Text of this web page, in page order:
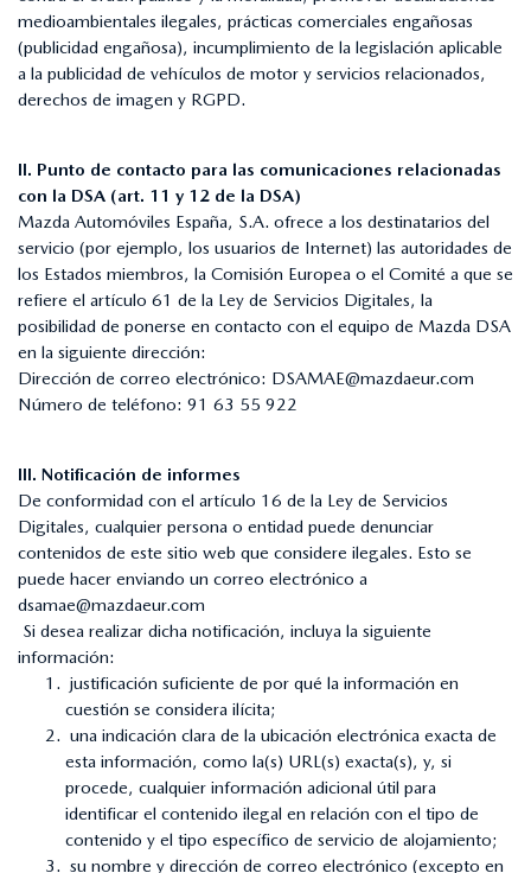
medioambientales ilegales, prácticas comerciales engañosas
(publicidad engañosa), incumplimiento de la legislación aplicable
a la publicidad de vehículos de motor y servicios relacionados,
derechos de imagen y RGPD.
II. Punto de contacto para las comunicaciones relacionadas
con la DSA (art. 11 y 12 de la DSA)
Mazda Automóviles España, S.A. ofrece a los destinatarios del
servicio (por ejemplo, los usuarios de Internet) las autoridades de
los Estados miembros, la Comisión Europea o el Comité a que se
refiere el artículo 61 de la Ley de Servicios Digitales, la
posibilidad de ponerse en contacto con el equipo de Mazda DSA
en la siguiente dirección:
Dirección de correo electrónico: DSAMAE@mazdaeur.com
Número de teléfono: 91 63 55 922
III. Notificación de informes
De conformidad con el artículo 16 de la Ley de Servicios
Digitales, cualquier persona o entidad puede denunciar
contenidos de este sitio web que considere ilegales. Esto se
puede hacer enviando un correo electrónico a
dsamae@mazdaeur.com
Si desea realizar dicha notificación, incluya la siguiente
información:
justificación suficiente de por qué la información en
cuestión se considera ilícita;
una indicación clara de la ubicación electrónica exacta de
esta información, como la(s) URL(s) exacta(s), y, si
procede, cualquier información adicional útil para
identificar el contenido ilegal en relación con el tipo de
contenido y el tipo específico de servicio de alojamiento;
su nombre y dirección de correo electrónico (excepto en